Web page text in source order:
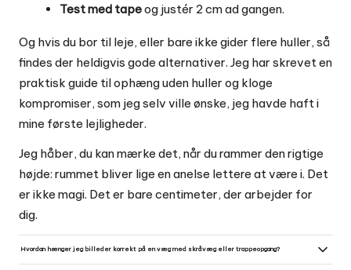
Test med tapeog justér 2 cm ad gangen.
Og hvis du bor til leje, eller bare ikke gider flere huller, så
findes der heldigvis gode alternativer. Jeg har skrevet en
praktisk guide tilophæng uden huller og kloge
kompromiser, som jeg selv ville ønske, jeg havde haft i
mine første lejligheder.
Jeg håber, du kan mærke det, når du rammer den rigtige
højde: rummet bliver lige en anelse lettere at være i. Det
er ikke magi. Det er bare centimeter, der arbejder for
dig.
Hvordan hænger jeg billeder korrekt på en væg med skråvæg eller trappeopgang?